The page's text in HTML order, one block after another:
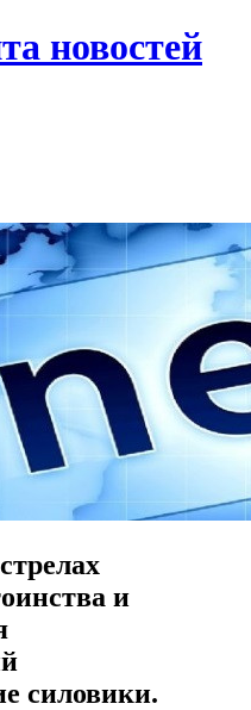
новостей
и
силовики.